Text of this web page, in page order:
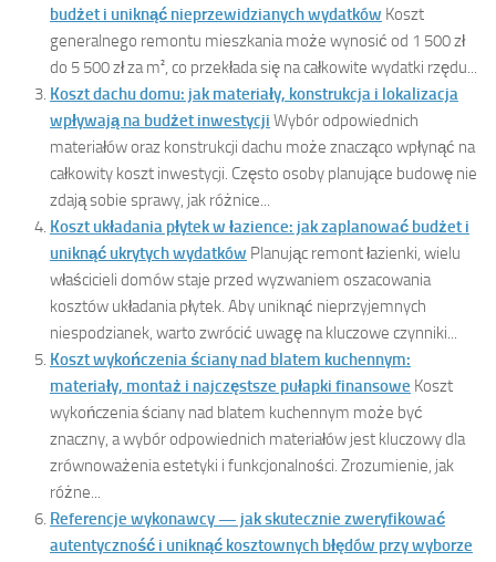
budżet i uniknąć nieprzewidzianych wydatków Koszt
generalnego remontu mieszkania może wynosić od 1 500 zł
do 5 500 zł za m², co przekłada się na całkowite wydatki rzędu...
Koszt dachu domu: jak materiały, konstrukcja i lokalizacja
wpływają na budżet inwestycji Wybór odpowiednich
materiałów oraz konstrukcji dachu może znacząco wpłynąć na
całkowity koszt inwestycji. Często osoby planujące budowę nie
zdają sobie sprawy, jak różnice...
Koszt układania płytek w łazience: jak zaplanować budżet i
uniknąć ukrytych wydatków Planując remont łazienki, wielu
właścicieli domów staje przed wyzwaniem oszacowania
kosztów układania płytek. Aby uniknąć nieprzyjemnych
niespodzianek, warto zwrócić uwagę na kluczowe czynniki...
Koszt wykończenia ściany nad blatem kuchennym:
materiały, montaż i najczęstsze pułapki finansowe Koszt
wykończenia ściany nad blatem kuchennym może być
znaczny, a wybór odpowiednich materiałów jest kluczowy dla
zrównoważenia estetyki i funkcjonalności. Zrozumienie, jak
różne...
Referencje wykonawcy — jak skutecznie zweryfikować
autentyczność i uniknąć kosztownych błędów przy wyborze